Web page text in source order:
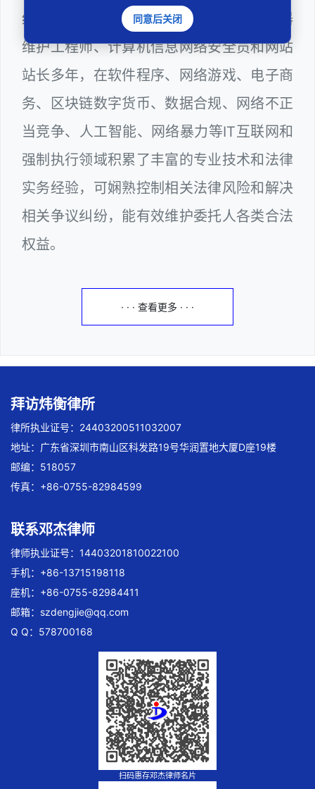
统公职律师、WEB前端开发和 WEB服务器
维护工程师、计算机信息网络安全员和网站
站长多年，在软件程序、网络游戏、电子商
务、区块链数字货币、数据合规、网络不正
当竞争、人工智能、网络暴力等IT互联网和
强制执行领域积累了丰富的专业技术和法律
实务经验，可娴熟控制相关法律风险和解决
相关争议纠纷，能有效维护委托人各类合法
权益。
· · · 查看更多 · · ·
拜访炜衡律所
律所执业证号：24403200511032007
地址：广东省深圳市南山区科发路19号华润置地大厦D座19楼
邮编：518057
传真：+86-0755-82984599
联系邓杰律师
律师执业证号：14403201810022100
手机：+86-13715198118
座机：+86-0755-82984411
邮箱： szdengjie@qq.com
Q Q：578700168
扫码惠存邓杰律师名片
同意后关闭